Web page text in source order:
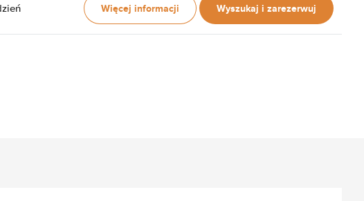
Więcej informacji Wyszukaj i zarezerwuj